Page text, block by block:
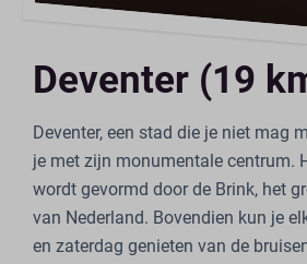
Deventer (19
Deventer, een stad die je niet mag
je met zijn monumentale centrum.
wordt gevormd door de Brink, het
van Nederland. Bovendien kun je
en zaterdag genieten van de